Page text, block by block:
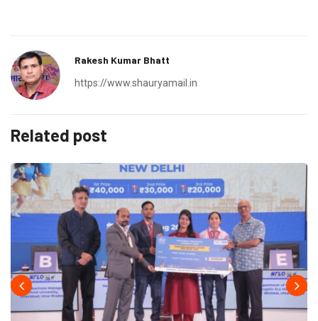
Rakesh Kumar Bhatt
https://www.shauryamail.in
Related post